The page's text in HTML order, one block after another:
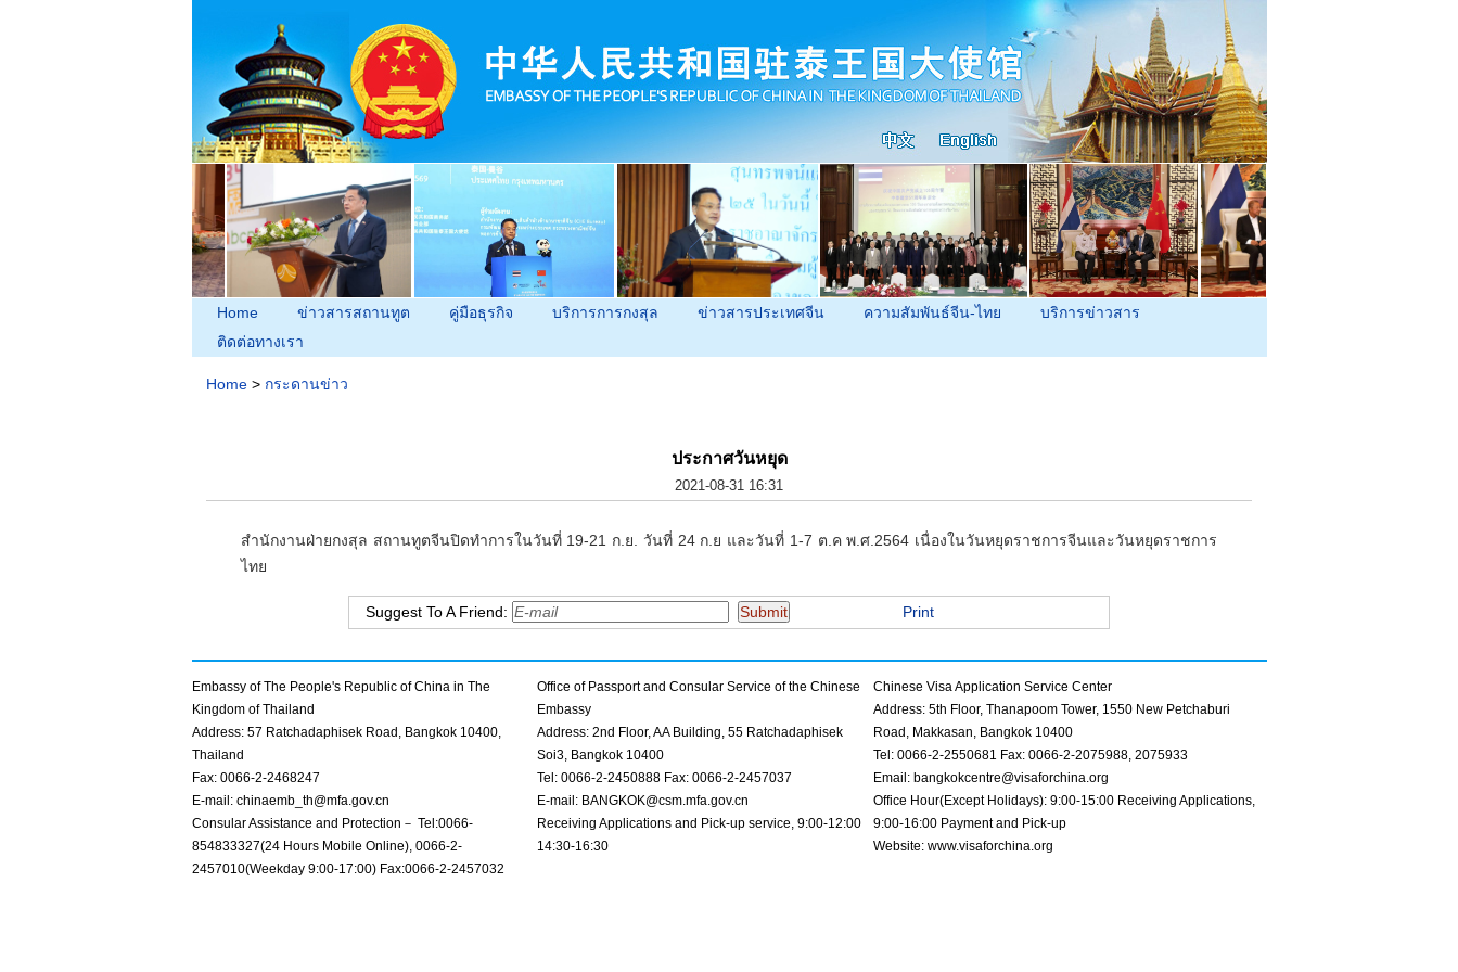
Home ข่าวสารสถานทูต คู่มือธุรกิจ บริการการกงสุล ข่าวสารประเทศจีน ความสัมพันธ์จีน-ไทย
บริการข่าวสาร
ติดต่อทางเรา
Home > กระดานข่าว
ประกาศวันหยุด
2021-08-31 16:31
สำนักงานฝ่ายกงสุล สถานทูตจีนปิดทำการในวันที่ 19-21 ก.ย. วันที่ 24 ก.ย และวันที่ 1-7 ต.ค พ.ศ.2564 เนื่องในวันหยุดราชการจีนและวันหยุดราชการ
ไทย
Suggest To A Friend: Print
Embassy of The People's Republic of China in The
Kingdom of Thailand
Address: 57 Ratchadaphisek Road, Bangkok 10400,
Thailand
Fax: 0066-2-2468247
E-mail: chinaemb_th@mfa.gov.cn
Consular Assistance and Protection－ Tel:0066-
854833327(24 Hours Mobile Online), 0066-2-
2457010(Weekday 9:00-17:00) Fax:0066-2-2457032
Office of Passport and Consular Service of the Chinese
Embassy
Address: 2nd Floor, AA Building, 55 Ratchadaphisek
Soi3, Bangkok 10400
Tel: 0066-2-2450888 Fax: 0066-2-2457037
E-mail: BANGKOK@csm.mfa.gov.cn
Receiving Applications and Pick-up service, 9:00-12:00
14:30-16:30
Chinese Visa Application Service Center
Address: 5th Floor, Thanapoom Tower, 1550 New Petchaburi
Road, Makkasan, Bangkok 10400
Tel: 0066-2-2550681 Fax: 0066-2-2075988, 2075933
Email: bangkokcentre@visaforchina.org
Office Hour(Except Holidays): 9:00-15:00 Receiving Applications,
9:00-16:00 Payment and Pick-up
Website: www.visaforchina.org